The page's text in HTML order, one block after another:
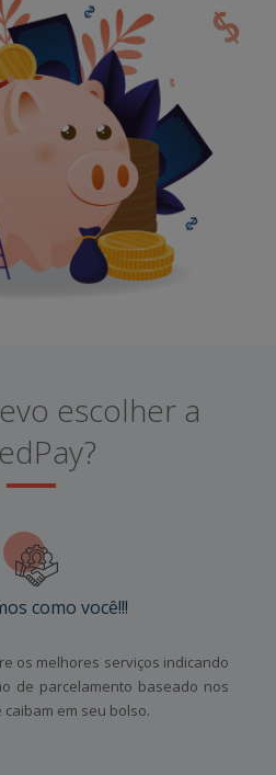
escolher a
como você!!!
os melhores serviços indicando
de parcelamento baseado nos
em seu bolso.